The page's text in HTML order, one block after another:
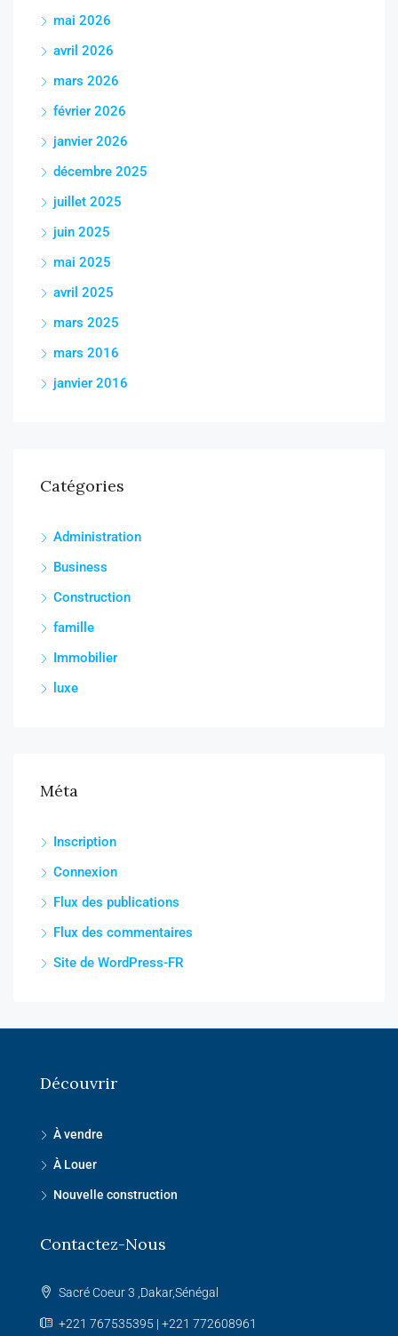
mai 2026
avril 2026
mars 2026
février 2026
janvier 2026
décembre 2025
juillet 2025
juin 2025
mai 2025
avril 2025
mars 2025
mars 2016
janvier 2016
Catégories
Administration
Business
Construction
famille
Immobilier
luxe
Méta
Inscription
Connexion
Flux des publications
Flux des commentaires
Site de WordPress-FR
Découvrir
À vendre
À Louer
Nouvelle construction
Contactez-Nous
Sacré Coeur 3 ,Dakar,Sénégal
+221 767535395 | +221 772608961